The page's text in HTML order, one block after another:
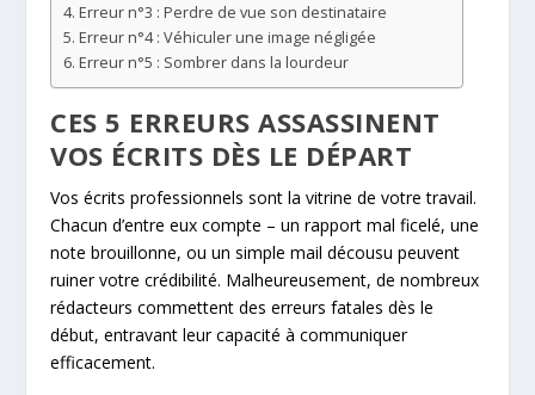
Erreur n°3 : Perdre de vue son destinataire
Erreur n°4 : Véhiculer une image négligée
Erreur n°5 : Sombrer dans la lourdeur
CES 5 ERREURS ASSASSINENT
VOS ÉCRITS DÈS LE DÉPART
Vos écrits professionnels sont la vitrine de votre travail.
Chacun d’entre eux compte – un rapport mal ficelé, une
note brouillonne, ou un simple mail décousu peuvent
ruiner votre crédibilité. Malheureusement, de nombreux
rédacteurs commettent des erreurs fatales dès le
début, entravant leur capacité à communiquer
efficacement.